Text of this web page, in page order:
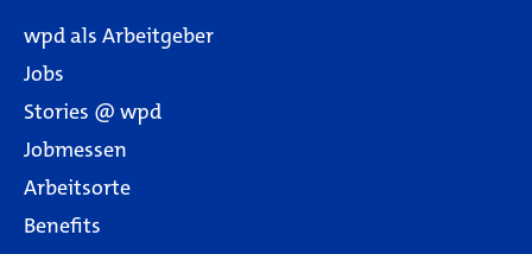
wpd als Arbeitgeber
Jobs
Stories @ wpd
Jobmessen
Arbeitsorte
Benefits